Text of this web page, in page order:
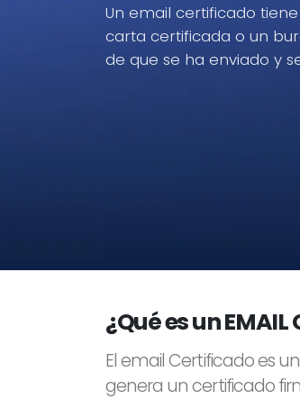
Un email certificado
carta certificada o un
de que se ha enviado y
¿Qué es un
El email Certificado es
genera un certificado